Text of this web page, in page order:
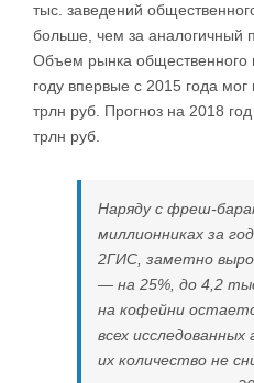
тыс. заведений
больше, чем за аналогичный
Объем рынка общественного
году впервые с 2015 года
трлн руб. Прогноз на 2018
трлн руб.
Наряду с фреш-
миллионниках за
2ГИС, заметно
— на 25%, до 4,2
на кофейни
всех
их количество не